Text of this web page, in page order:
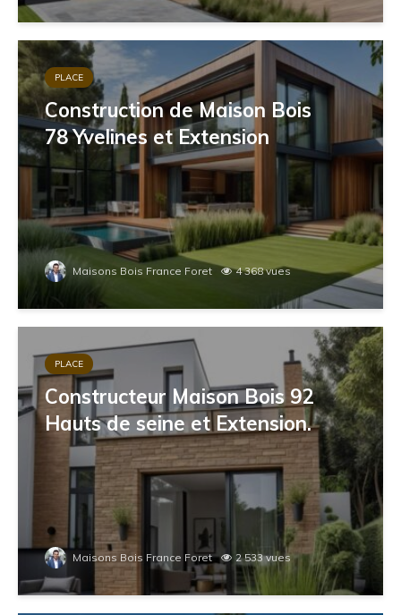
PLACE
Construction de Maison Bois
78 Yvelines et Extension
Maisons Bois France Foret 4 368 vues
PLACE
Constructeur Maison Bois 92
Hauts de seine et Extension.
Maisons Bois France Foret 2 533 vues